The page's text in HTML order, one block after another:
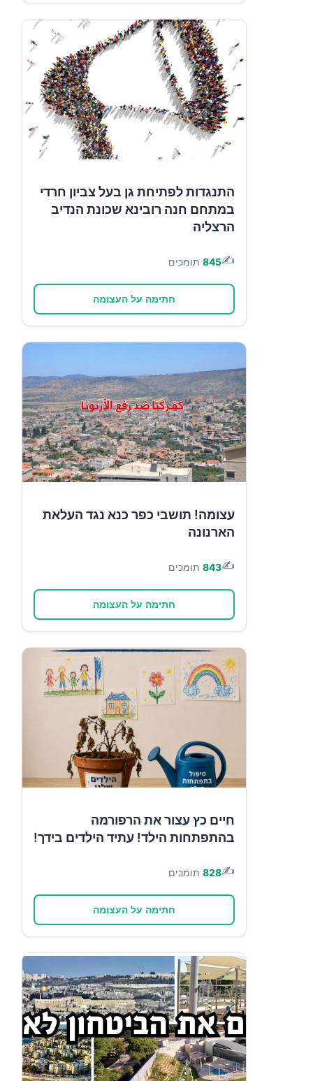
התנגדות לפתיחת גן בעל צביון חרדי
במתחם חנה רובינא שכונת הנדיב
הרצליה
✍️
845 תומכים
חתימה על העצומה
עצומה! תושבי כפר כנא נגד העלאת
הארנונה
✍️
843 תומכים
חתימה על העצומה
חיים כץ עצור את הרפורמה
בהתפתחות הילד! עתיד הילדים בידך!
✍️
828 תומכים
חתימה על העצומה